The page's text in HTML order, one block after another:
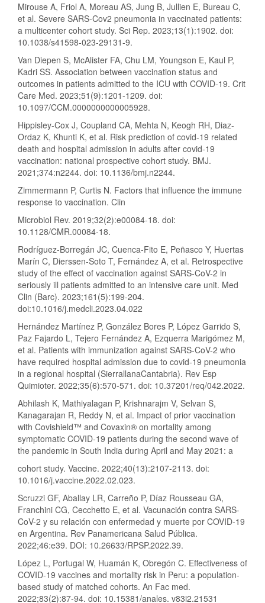
Mirouse A, Friol A, Moreau AS, Jung B, Jullien E, Bureau C,
et al. Severe SARS-Cov2 pneumonia in vaccinated patients:
a multicenter cohort study. Sci Rep. 2023;13(1):1902. doi:
10.1038/s41598-023-29131-9.
Van Diepen S, McAlister FA, Chu LM, Youngson E, Kaul P,
Kadri SS. Association between vaccination status and
outcomes in patients admitted to the ICU with COVID-19. Crit
Care Med. 2023;51(9):1201-1209. doi:
10.1097/CCM.0000000000005928.
Hippisley-Cox J, Coupland CA, Mehta N, Keogh RH, Diaz-
Ordaz K, Khunti K, et al. Risk prediction of covid-19 related
death and hospital admission in adults after covid-19
vaccination: national prospective cohort study. BMJ.
2021;374:n2244. doi: 10.1136/bmj.n2244.
Zimmermann P, Curtis N. Factors that influence the immune
response to vaccination. Clin
Microbiol Rev. 2019;32(2):e00084-18. doi:
10.1128/CMR.00084-18.
Rodríguez-Borregán JC, Cuenca-Fito E, Peñasco Y, Huertas
Marín C, Dierssen-Soto T, Fernández A, et al. Retrospective
study of the effect of vaccination against SARS-CoV-2 in
seriously ill patients admitted to an intensive care unit. Med
Clin (Barc). 2023;161(5):199-204.
doi:10.1016/j.medcli.2023.04.022
Hernández Martínez P, González Bores P, López Garrido S,
Paz Fajardo L, Tejero Fernández A, Ezquerra Marigómez M,
et al. Patients with immunization against SARS-CoV-2 who
have required hospital admission due to covid-19 pneumonia
in a regional hospital (SierrallanaCantabria). Rev Esp
Quimioter. 2022;35(6):570-571. doi: 10.37201/req/042.2022.
Abhilash K, Mathiyalagan P, Krishnarajm V, Selvan S,
Kanagarajan R, Reddy N, et al. Impact of prior vaccination
with Covishield™ and Covaxin® on mortality among
symptomatic COVID-19 patients during the second wave of
the pandemic in South India during April and May 2021: a
cohort study. Vaccine. 2022;40(13):2107-2113. doi:
10.1016/j.vaccine.2022.02.023.
Scruzzi GF, Aballay LR, Carreño P, Díaz Rousseau GA,
Franchini CG, Cecchetto E, et al. Vacunación contra SARS-
CoV-2 y su relación con enfermedad y muerte por COVID-19
en Argentina. Rev Panamericana Salud Pública.
2022;46:e39. DOI: 10.26633/RPSP.2022.39.
López L, Portugal W, Huamán K, Obregón C. Effectiveness of
COVID-19 vaccines and mortality risk in Peru: a population-
based study of matched cohorts. An Fac med.
2022;83(2):87-94. doi: 10.15381/anales. v83i2.21531